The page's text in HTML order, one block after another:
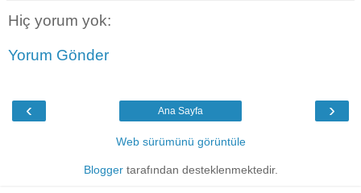
Hiç yorum yok:
Yorum Gönder
‹ ›
Ana Sayfa
Web sürümünü görüntüle
Bloggertarafından desteklenmektedir.